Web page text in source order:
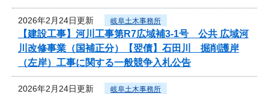
2026年2月24日更新 岐阜土木事務所
【建設工事】河川工事第R7広域補3-1号 公共 広域河
川改修事業（国補正分）【翌債】石田川 掘削護岸
（左岸）工事に関する一般競争入札公告
2026年2月24日更新 岐阜土木事務所